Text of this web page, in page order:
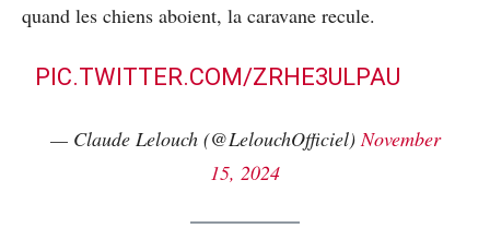
quand les chiens aboient, la caravane recule.
PIC.TWITTER.COM/ZRHE3ULPAU
— Claude Lelouch (@LelouchOfficiel) November
15, 2024